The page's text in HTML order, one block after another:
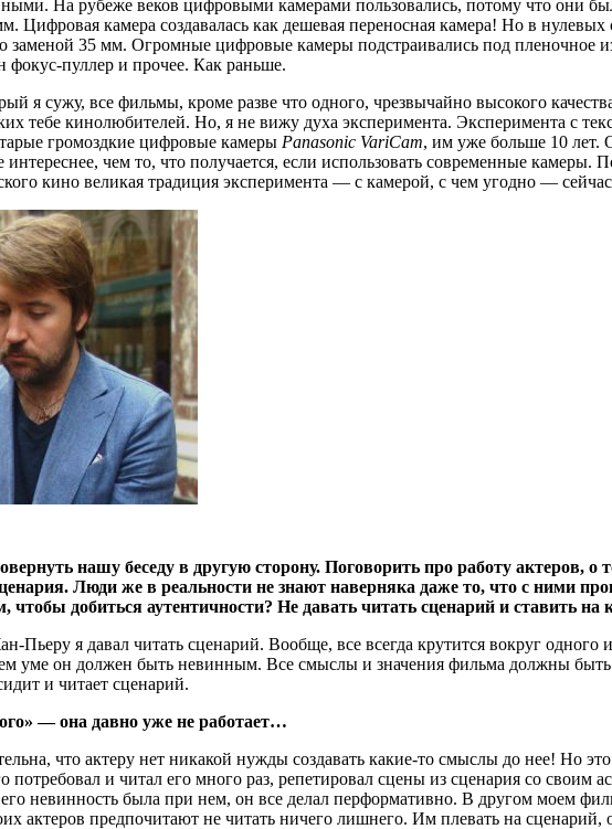
На рубеже веков цифровыми камерами пользовались, потому что они
Цифровая камера создавалась как дешевая переносная камера! Но в
35 мм. Огромные цифровые камеры подстраивались под пленочное
фокус-пуллер и прочее. Как раньше.
я сужу, все фильмы, кроме разве что одного, чрезвычайно высокого
тебе кинолюбителей. Но, я не вижу духа эксперимента. Эксперимента с
громоздкие цифровые камеры Panasonic VariCam, им уже больше 10 лет.
чем то, что получается, если использовать современные камеры.
кино великая традиция эксперимента — с камерой, с чем угодно —
нашу беседу в другую сторону. Поговорить про работу
Люди же в реальности не знают наверняка даже то, что с ними
чтобы добиться аутентичности? Не давать читать сценарий и ставить
Пьеру я давал читать сценарий. Вообще, все всегда крутится вокруг
уме он должен быть невинным. Все смыслы и значения фильма должны
и читает сценарий.
— она давно уже не работает…
что актеру нет никакой нужды создавать какие-то смыслы до нее! Но
и читал его много раз, репетировал сцены из сценария со своим
невинность была при нем, он все делал перформативно. В другом моем
актеров предпочитают не читать ничего лишнего. Им плевать на сценарий,